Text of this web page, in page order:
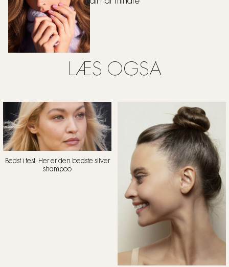
LÆS OGSÅ
Bedst i test: Her er den bedste silver
shampoo